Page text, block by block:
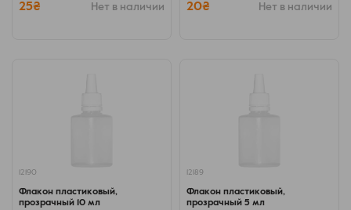
25₴ Нет в наличии 20₴ Нет в наличии
12190
Флакон пластиковый,
прозрачный 10 мл
12189
Флакон пластиковый,
прозрачный 5 мл